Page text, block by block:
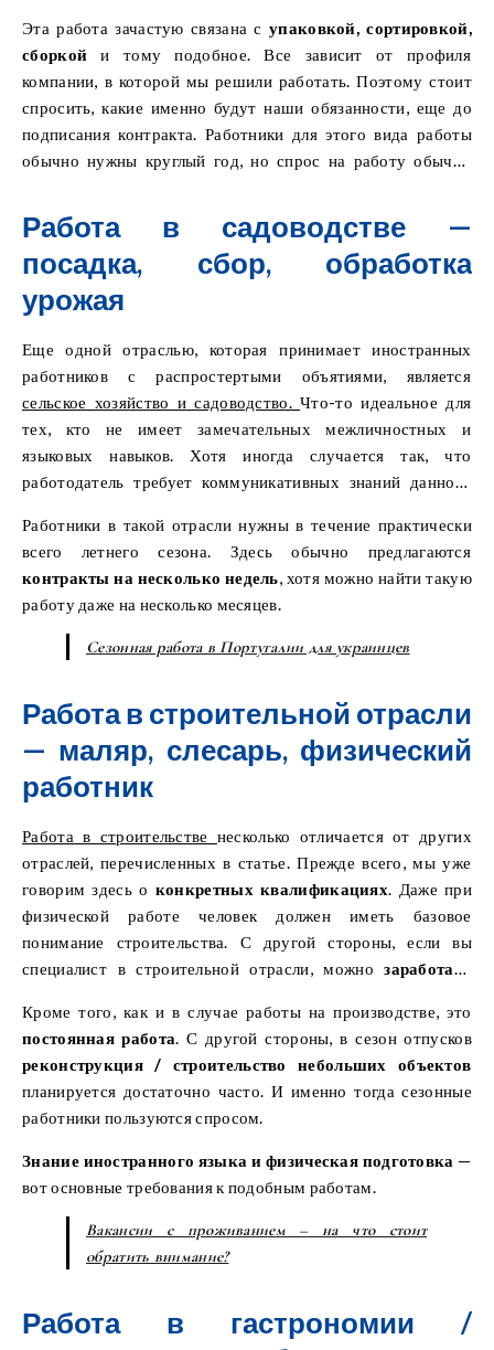
Эта работа зачастую связана с упаковкой, сортировкой,
сборкойи тому подобное. Все зависит от профиля
компании, в которой мы решили работать. Поэтому стоит
спросить, какие именно будут наши обязанности, еще до
подписания контракта. Работники для этого вида работы
обычно нужны круглый год, но спрос на работу обычно
производстве — прекрасное место для
дополнительных денег»
Работа в садоводстве —
посадка, сбор, обработка
урожая
Еще одной отраслью, которая принимает иностранных
работников с распростертыми объятиями, является
сельское хозяйство и садоводство.Что-то идеальное для
тех, кто не имеет замечательных межличностных и
языковых навыков. Хотя иногда случается так, что
работодатель требует коммуникативных знаний данного
внимательно прочитайте вакансию . В противном случае
вас может ожидать неприятный сюрприз.
Работники в такой отрасли нужны в течение практически
всего летнего сезона. Здесь обычно предлагаются
контракты на несколько недель, хотя можно найти такую
​​работу даже на несколько месяцев.
Сезонная работа в Португалии для украинцев
Работа в строительной отрасли
— маляр, слесарь, физический
работник
Работа в строительстве несколько отличается от других
отраслей, перечисленных в статье. Прежде всего, мы уже
говорим здесь о конкретных квалификациях. Даже при
физической работе человек должен иметь базовое
понимание строительства. С другой стороны, если вы
специалист в строительной отрасли, можнозаработать
Кроме того, как и в случае работы на производстве, это
постоянная работа. С другой стороны, в сезон отпусков
реконструкция / строительство небольших объектов
планируется достаточно часто. И именно тогда сезонные
работники пользуются спросом.
Знание иностранного языка и физическая подготовка —
вот основные требования к подобным работам.
Вакансии с проживанием – на что стоит
обратить внимание?
Работа в гастрономии /